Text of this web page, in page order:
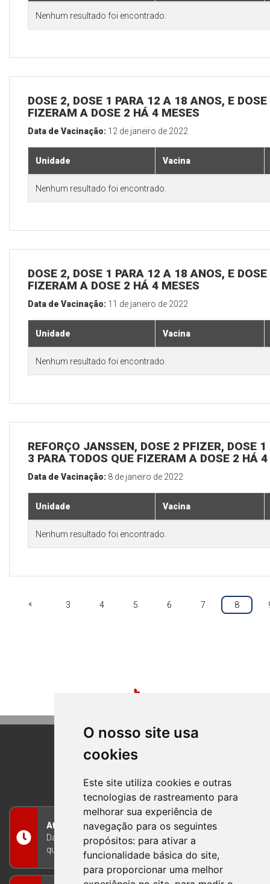
O nosso site usa
cookies
Este site utiliza cookies e outras
tecnologias de rastreamento para
melhorar sua experiência de
navegação para os seguintes
propósitos: para ativar a
funcionalidade básica do site,
para proporcionar uma melhor
Nenhum resultado foi encontrado.
DOSE 2, DOSE 1 PARA 12 A 18 ANOS, E
FIZERAM A DOSE 2 HÁ 4 MESES
Data de Vacinação: 12 de janeiro de 2022
Unidade Vacina
Nenhum resultado foi encontrado.
DOSE 2, DOSE 1 PARA 12 A 18 ANOS, E
FIZERAM A DOSE 2 HÁ 4 MESES
Data de Vacinação: 11 de janeiro de 2022
Unidade Vacina
Nenhum resultado foi encontrado.
REFORÇO JANSSEN, DOSE 2 PFIZER, DOSE
3 PARA TODOS QUE FIZERAM A DOSE 2 HÁ
Data de Vacinação: 8 de janeiro de 2022
Unidade Vacina
Nenhum resultado foi encontrado.
« 3 4 5 6 7 8
BOM PRINCIPIO
RIO GRANDE DO SUL
Atendimento
Das 8h às 12h e das 13h às 17h30, de segunda a
quinta-feira, e nas sextas-feiras das 7h às 13h